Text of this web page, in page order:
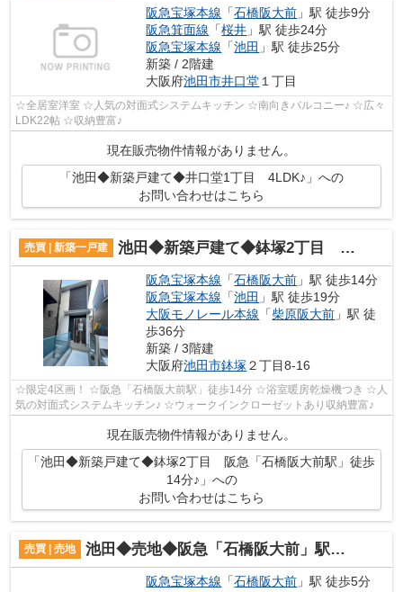
阪急宝塚本線 「石橋阪大前 」駅 徒歩9分
阪急箕面線 「桜井 」駅 徒歩24分
阪急宝塚本線 「池田 」駅 徒歩25分
新築 / 2階建
大阪府池田市井口堂 １丁目
☆全居室洋室 ☆人気の対面式システムキッチン ☆南向きバルコニー♪ ☆広々
LDK22帖 ☆収納豊富♪
現在販売物件情報がありません。
「池田◆新築戸建て◆井口堂1丁目 4LDK♪」への
お問い合わせはこちら
売買 | 新築一戸建 池田◆新築戸建て◆鉢塚2丁目 阪急「石橋阪大前駅」徒歩14分♪
阪急宝塚本線 「石橋阪大前 」駅 徒歩14分
阪急宝塚本線 「池田 」駅 徒歩19分
大阪モノレール本線 「柴原阪大前 」駅 徒
歩36分
新築 / 3階建
大阪府池田市鉢塚 ２丁目8-16
☆限定4区画！ ☆阪急「石橋阪大前駅」徒歩14分 ☆浴室暖房乾燥機つき ☆人
気の対面式システムキッチン♪ ☆ウォークインクローゼットあり収納豊富♪
現在販売物件情報がありません。
「池田◆新築戸建て◆鉢塚2丁目 阪急「石橋阪大前駅」徒歩
14分♪」への
お問い合わせはこちら
売買 | 売地 池田◆売地◆阪急「石橋阪大前」駅徒歩5分◆石橋2丁目
阪急宝塚本線 「石橋阪大前 」駅 徒歩5分